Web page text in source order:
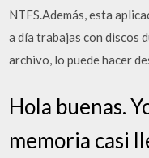
NTFS.Además, esta
a día trabajas con discos
archivo, lo puede hacer
Hola buenas.
memoria casi